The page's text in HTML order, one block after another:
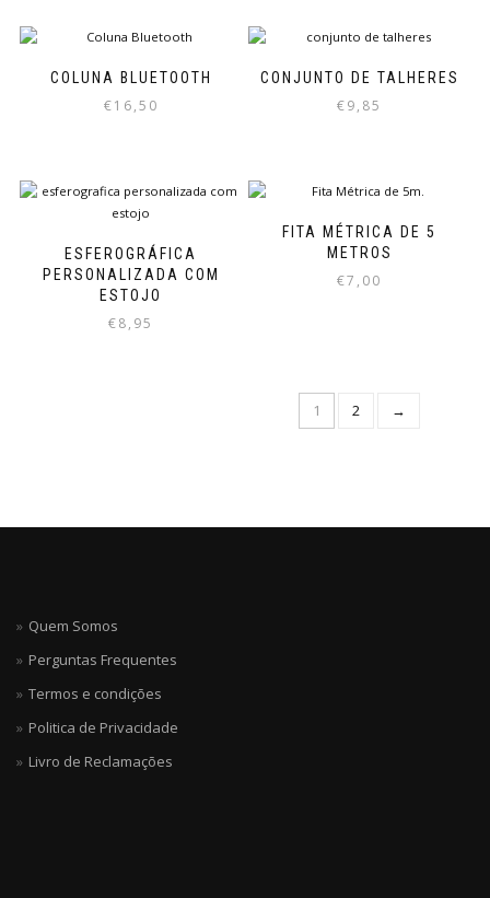
COLUNA BLUETOOTH
€16,50
CONJUNTO DE TALHERES
€9,85
ESFEROGRÁFICA
PERSONALIZADA COM
ESTOJO
€8,95
FITA MÉTRICA DE 5
METROS
€7,00
1 2 →
Quem Somos
Perguntas Frequentes
Termos e condições
Politica de Privacidade
Livro de Reclamações